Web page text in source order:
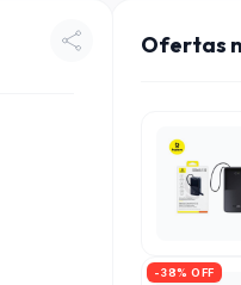
Ofertas
-38% OFF